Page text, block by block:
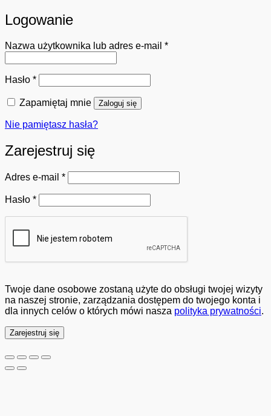
Logowanie
Nazwa użytkownika lub adres e-mail *Wymagane
Hasło *Wymagane
Zapamiętaj mnie Zaloguj się
Nie pamiętasz hasła?
Zarejestruj się
Adres e-mail *Wymagane
Hasło *Wymagane
Twoje dane osobowe zostaną użyte do obsługi twojej wizyty
na naszej stronie, zarządzania dostępem do twojego konta i
dla innych celów o których mówi nasza polityka prywatności.
Zarejestruj się